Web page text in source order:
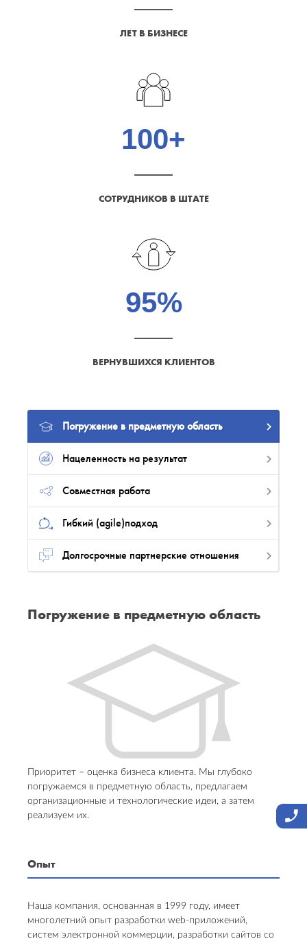
ЛЕТ В БИЗНЕСЕ
100+
СОТРУДНИКОВ В ШТАТЕ
95%
ВЕРНУВШИХСЯ КЛИЕНТОВ
Погружение в предметную область
Нацеленность на результат
Совместная работа
Гибкий (agile)подход
Долгосрочные партнерские отношения
Погружение в предметную область
Приоритет – оценка бизнеса клиента. Мы глубоко
погружаемся в предметную область, предлагаем
организационные и технологические идеи, а затем
реализуем их.
Опыт
Наша компания, основанная в 1999 году, имеет
многолетний опыт разработки web-приложений,
систем электронной коммерции, разработки сайтов со